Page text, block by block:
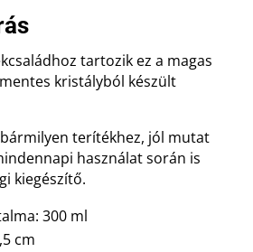
tartozik ez a magas
kristályból készült
terítékhez, jól mutat
használat során is
kiegészítő.
300 ml
cm